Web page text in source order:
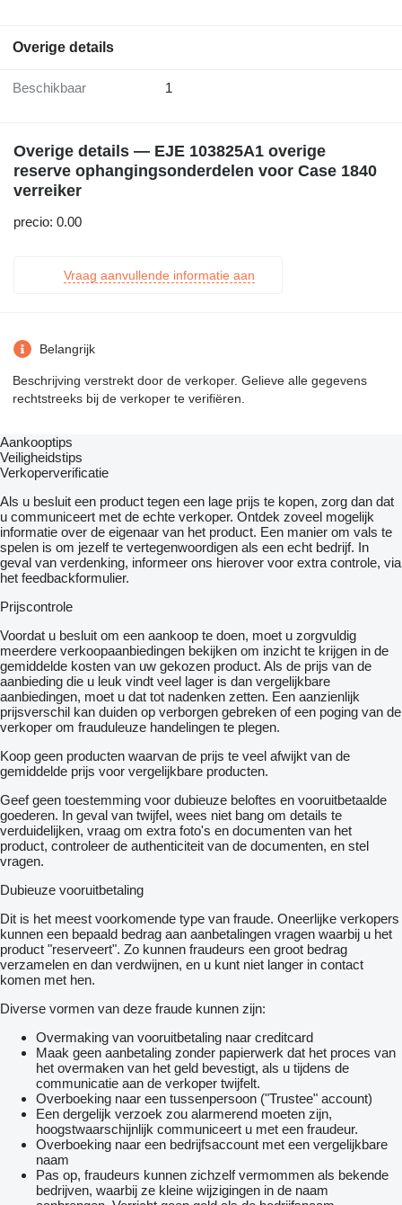
Overige details
Beschikbaar 1
Overige details — EJE 103825A1 overige
reserve ophangingsonderdelen voor Case 1840
verreiker
precio: 0.00
Vraag aanvullende informatie aan
Belangrijk
Beschrijving verstrekt door de verkoper. Gelieve alle gegevens
rechtstreeks bij de verkoper te verifiëren.
Aankooptips
Veiligheidstips
Verkoperverificatie
Als u besluit een product tegen een lage prijs te kopen, zorg dan dat
u communiceert met de echte verkoper. Ontdek zoveel mogelijk
informatie over de eigenaar van het product. Een manier om vals te
spelen is om jezelf te vertegenwoordigen als een echt bedrijf. In
geval van verdenking, informeer ons hierover voor extra controle, via
het feedbackformulier.
Prijscontrole
Voordat u besluit om een ​​aankoop te doen, moet u zorgvuldig
meerdere verkoopaanbiedingen bekijken om inzicht te krijgen in de
gemiddelde kosten van uw gekozen product. Als de prijs van de
aanbieding die u leuk vindt veel lager is dan vergelijkbare
aanbiedingen, moet u dat tot nadenken zetten. Een aanzienlijk
prijsverschil kan duiden op verborgen gebreken of een poging van de
verkoper om frauduleuze handelingen te plegen.
Koop geen producten waarvan de prijs te veel afwijkt van de
gemiddelde prijs voor vergelijkbare producten.
Geef geen toestemming voor dubieuze beloftes en vooruitbetaalde
goederen. In geval van twijfel, wees niet bang om details te
verduidelijken, vraag om extra foto's en documenten van het
product, controleer de authenticiteit van de documenten, en stel
vragen.
Dubieuze vooruitbetaling
Dit is het meest voorkomende type van fraude. Oneerlijke verkopers
kunnen een bepaald bedrag aan aanbetalingen vragen waarbij u het
product "reserveert". Zo kunnen fraudeurs een groot bedrag
verzamelen en dan verdwijnen, en u kunt niet langer in contact
komen met hen.
Diverse vormen van deze fraude kunnen zijn:
Overmaking van vooruitbetaling naar creditcard
Maak geen aanbetaling zonder papierwerk dat het proces van
het overmaken van het geld bevestigt, als u tijdens de
communicatie aan de verkoper twijfelt.
Overboeking naar een tussenpersoon ("Trustee" account)
Een dergelijk verzoek zou alarmerend moeten zijn,
hoogstwaarschijnlijk communiceert u met een fraudeur.
Overboeking naar een bedrijfsaccount met een vergelijkbare
naam
Pas op, fraudeurs kunnen zichzelf vermommen als bekende
bedrijven, waarbij ze kleine wijzigingen in de naam